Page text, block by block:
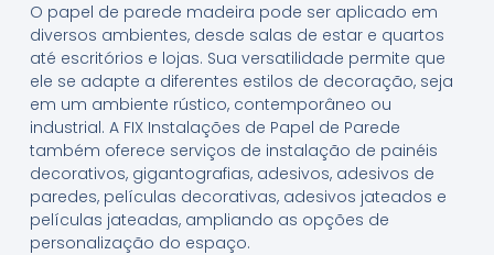
O papel de parede madeira pode ser aplicado em
diversos ambientes, desde salas de estar e quartos
até escritórios e lojas. Sua versatilidade permite que
ele se adapte a diferentes estilos de decoração, seja
em um ambiente rústico, contemporâneo ou
industrial. A FIX Instalações de Papel de Parede
também oferece serviços de instalação de painéis
decorativos, gigantografias, adesivos, adesivos de
paredes, películas decorativas, adesivos jateados e
películas jateadas, ampliando as opções de
personalização do espaço.